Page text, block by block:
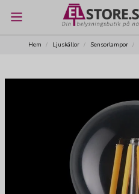
Hem Ljuskällor Sensorlampor